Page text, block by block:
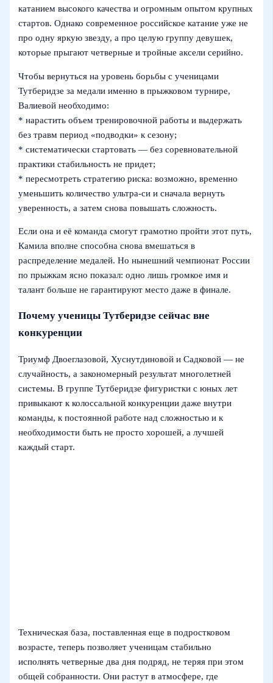
катанием высокого качества и огромным опытом крупных
стартов. Однако современное российское катание уже не
про одну яркую звезду, а про целую группу девушек,
которые прыгают четверные и тройные аксели серийно.
Чтобы вернуться на уровень борьбы с ученицами
Тутберидзе за медали именно в прыжковом турнире,
Валиевой необходимо:
* нарастить объем тренировочной работы и выдержать
без травм период «подводки» к сезону;
* систематически стартовать — без соревновательной
практики стабильность не придет;
* пересмотреть стратегию риска: возможно, временно
уменьшить количество ультра-си и сначала вернуть
уверенность, а затем снова повышать сложность.
Если она и её команда смогут грамотно пройти этот путь,
Камила вполне способна снова вмешаться в
распределение медалей. Но нынешний чемпионат России
по прыжкам ясно показал: одно лишь громкое имя и
талант больше не гарантируют место даже в финале.
Почему ученицы Тутберидзе сейчас вне
конкуренции
Триумф Двоеглазовой, Хуснутдиновой и Садковой — не
случайность, а закономерный результат многолетней
системы. В группе Тутберидзе фигуристки с юных лет
привыкают к колоссальной конкуренции даже внутри
команды, к постоянной работе над сложностью и к
необходимости быть не просто хорошей, а лучшей
каждый старт.
Техническая база, поставленная еще в подростковом
возрасте, теперь позволяет ученицам стабильно
исполнять четверные два дня подряд, не теряя при этом
общей собранности. Они растут в атмосфере, где